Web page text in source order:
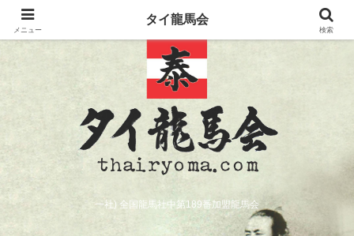
一社) 全国龍馬社中第189番加盟龍馬会
メニュー
タイ龍馬会
検索